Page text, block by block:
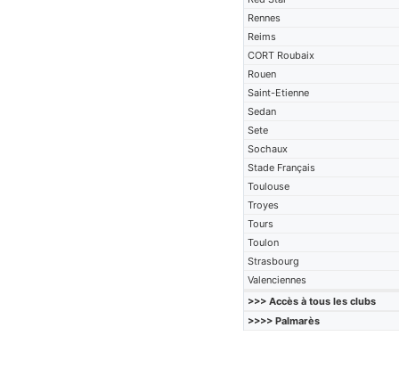
Rennes
Reims
CORT Roubaix
Rouen
Saint-Etienne
Sedan
Sete
Sochaux
Stade Français
Toulouse
Troyes
Tours
Toulon
Strasbourg
Valenciennes
>>> Accès à tous les clubs
>>>> Palmarès